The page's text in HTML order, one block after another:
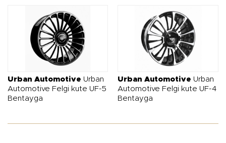
Urban Automotive Urban
Automotive Felgi kute UF-5
Bentayga
Urban Automotive Urban
Automotive Felgi kute UF-4
Bentayga